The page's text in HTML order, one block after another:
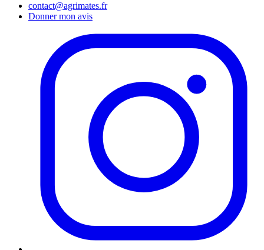
contact@agrimates.fr
Donner mon avis